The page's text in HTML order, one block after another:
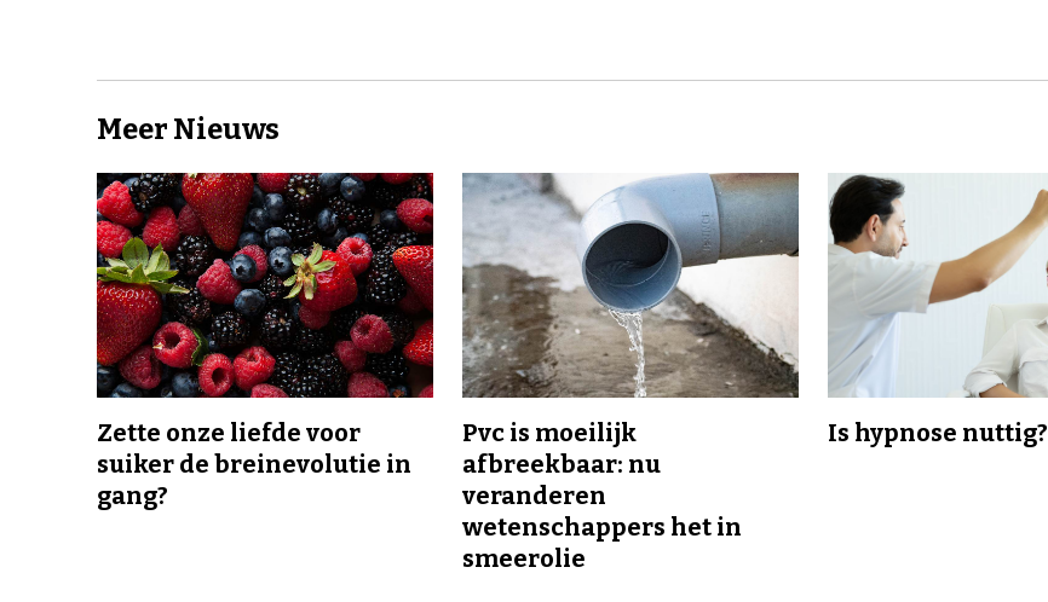
Meer Nieuws
Zette onze liefde voor
suiker de breinevolutie in
gang?
Pvc is moeilijk
afbreekbaar: nu
veranderen
wetenschappers het in
smeerolie
Is hypnose nuttig?